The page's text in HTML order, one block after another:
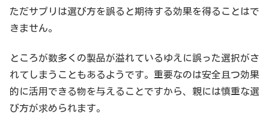
ただサプリは選び方を誤ると期待する効果を得ることはで
きません。
ところが数多くの製品が溢れているゆえに誤った選択がさ
れてしまうこともあるようです。重要なのは安全且つ効果
的に活用できる物を与えることですから、親には慎重な選
び方が求められます。